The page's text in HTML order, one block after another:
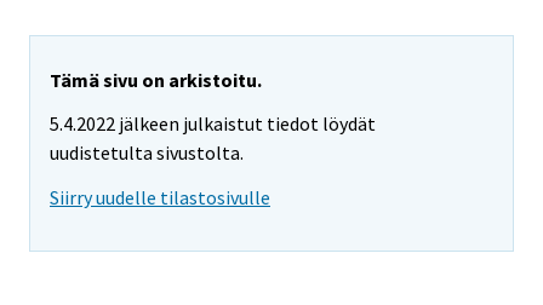
Tämä sivu on arkistoitu.
5.4.2022 jälkeen julkaistut tiedot löydät
uudistetulta sivustolta.
Siirry uudelle tilastosivulle